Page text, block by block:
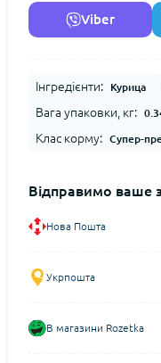
Viber
Інгредієнти: Курица
Вага упаковки, кг:
Клас корму: Супер-
Відправимо ваше
Нова Пошта
Укрпошта
В магазини Rozetka